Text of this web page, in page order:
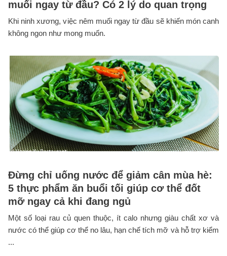
muối ngay từ đầu? Có 2 lý do quan trọng
Khi ninh xương, việc nêm muối ngay từ đầu sẽ khiến món canh
không ngon như mong muốn.
Đừng chỉ uống nước để giảm cân mùa hè:
5 thực phẩm ăn buổi tối giúp cơ thể đốt
mỡ ngay cả khi đang ngủ
Một số loại rau củ quen thuộc, ít calo nhưng giàu chất xơ và
nước có thể giúp cơ thể no lâu, hạn chế tích mỡ và hỗ trợ kiểm
...